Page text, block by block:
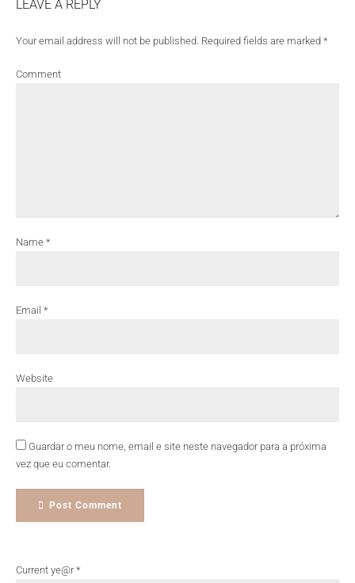
LEAVE A REPLY
Your email address will not be published. Required fields are marked *
Comment
Name *
Email *
Website
Guardar o meu nome, email e site neste navegador para a próxima
vez que eu comentar.
Post Comment
Current ye@r*